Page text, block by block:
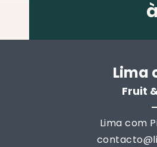
Lima
Fruit
Lima com